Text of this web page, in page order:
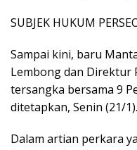
SUBJEK HUKUM
Sampai kini, baru
Lembong dan Direktur
tersangka bersama 9
ditetapkan, Senin (21/1).
Dalam artian perkara